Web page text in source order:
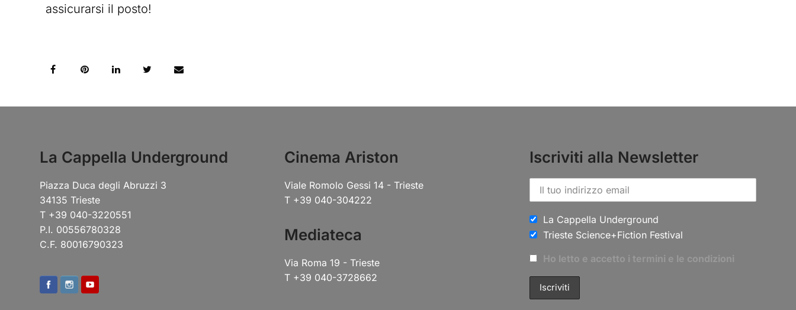
assicurarsi il posto!
La Cappella Underground
Piazza Duca degli Abruzzi 3
34135 Trieste
T +39 040-3220551
P.I. 00556780328
C.F. 80016790323
Cinema Ariston
Viale Romolo Gessi 14 - Trieste
T +39 040-304222
Mediateca
Via Roma 19 - Trieste
T +39 040-3728662
Iscriviti alla Newsletter
La Cappella Underground
Trieste Science+Fiction Festival
Ho letto e accetto i termini e le condizioni